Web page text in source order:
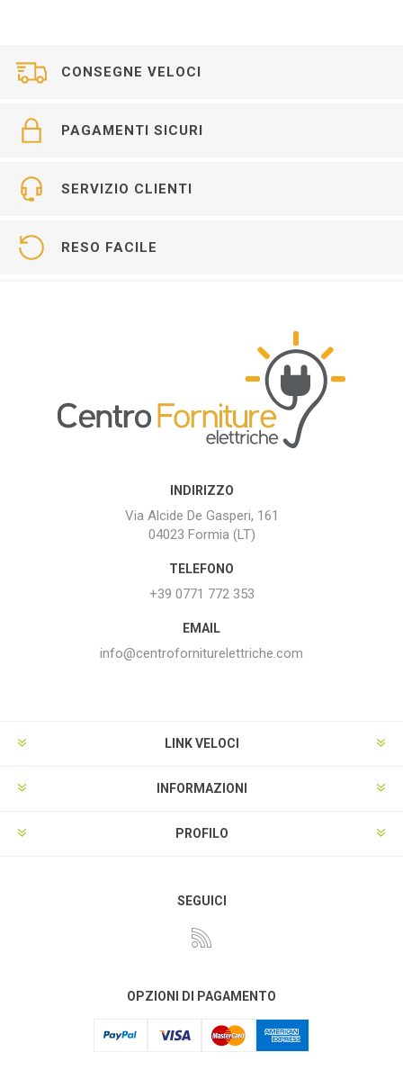
CONSEGNE VELOCI
PAGAMENTI SICURI
SERVIZIO CLIENTI
RESO FACILE
INDIRIZZO
Via Alcide De Gasperi, 161
04023 Formia (LT)
TELEFONO
+39 0771 772 353
EMAIL
info@centroforniturelettriche.com
LINK VELOCI
INFORMAZIONI
PROFILO
SEGUICI
OPZIONI DI PAGAMENTO